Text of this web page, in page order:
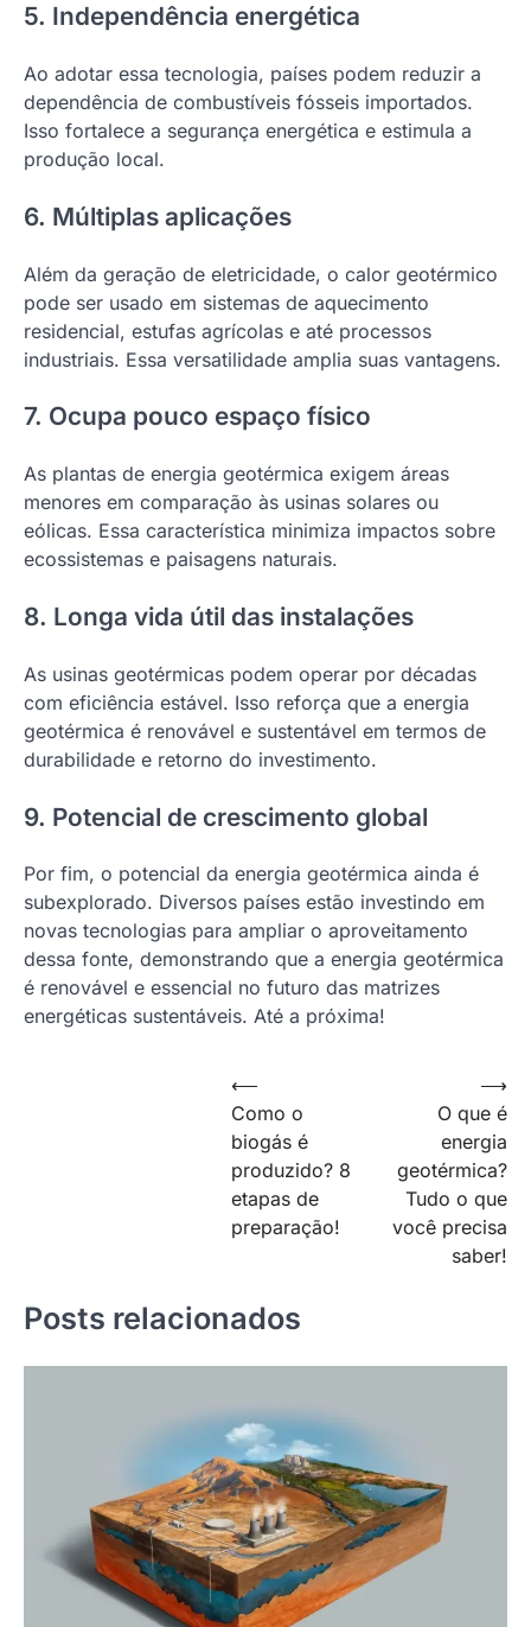
5. Independência energética
Ao adotar essa tecnologia, países podem reduzir a
dependência de combustíveis fósseis importados.
Isso fortalece a segurança energética e estimula a
produção local.
6. Múltiplas aplicações
Além da geração de eletricidade, o calor geotérmico
pode ser usado em sistemas de aquecimento
residencial, estufas agrícolas e até processos
industriais. Essa versatilidade amplia suas vantagens.
7. Ocupa pouco espaço físico
As plantas de energia geotérmica exigem áreas
menores em comparação às usinas solares ou
eólicas. Essa característica minimiza impactos sobre
ecossistemas e paisagens naturais.
8. Longa vida útil das instalações
As usinas geotérmicas podem operar por décadas
com eficiência estável. Isso reforça que a energia
geotérmica é renovável e sustentável em termos de
durabilidade e retorno do investimento.
9. Potencial de crescimento global
Por fim, o potencial da energia geotérmica ainda é
subexplorado. Diversos países estão investindo em
novas tecnologias para ampliar o aproveitamento
dessa fonte, demonstrando que a energia geotérmica
é renovável e essencial no futuro das matrizes
energéticas sustentáveis. Até a próxima!
Navegação
de
⟵
Como o
biogás é
produzido? 8
etapas de
preparação!
O que é
energia
geotérmica?
Tudo o que
você precisa
saber!
⟶
Posts relacionados